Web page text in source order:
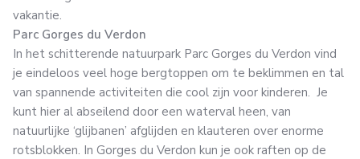
vakantie.
Parc Gorges du Verdon
In het schitterende natuurpark Parc Gorges du Verdon vind
je eindeloos veel hoge bergtoppen om te beklimmen en tal
van spannende activiteiten die cool zijn voor kinderen. Je
kunt hier al abseilend door een waterval heen, van
natuurlijke ‘glijbanen’ afglijden en klauteren over enorme
rotsblokken. In Gorges du Verdon kun je ook raften op de